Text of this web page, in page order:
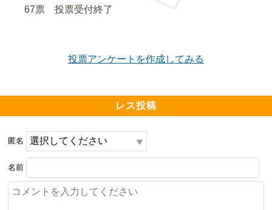
67票 投票受付終了
投票アンケートを作成してみる
レス投稿
匿名
名前